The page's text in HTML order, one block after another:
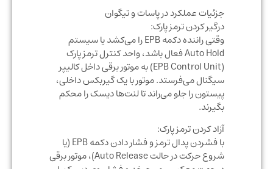
جزئیات عملکرد در پاسات و تیگوان
درگیر کردن ترمز پارک:
وقتی راننده دکمه EPB را می‌کشد یا سیستم
Auto Hold فعال باشد، واحد کنترل ترمز پارک
(EPB Control Unit) به موتور برقی داخل کالیپر
سیگنال می‌فرستد. موتور با یک گیربکس داخلی،
پیستون را جلو می‌راند تا لنت‌ها دیسک را محکم
بگیرند.
آزاد کردن ترمز پارک:
با فشردن پدال ترمز و فشار دادن دکمه EPB (یا
شروع حرکت در حالت Auto Release)، موتور برقی